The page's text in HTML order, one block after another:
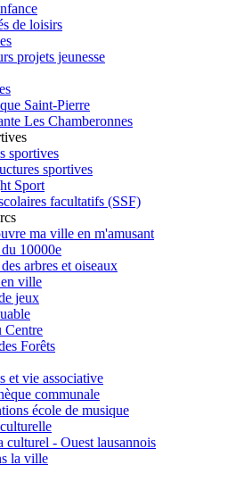
de loisirs
projets jeunesse
Saint-Pierre
Les Chamberonnes
sportives
sportives
Sport
facultatifs (SSF)
ma ville en m'amusant
10000e
arbres et oiseaux
ville
jeux
Centre
Forêts
et vie associative
communale
école de musique
culturel - Ouest lausannois
la ville